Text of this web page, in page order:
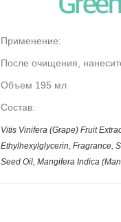
Применение:
После очищения,
Объем 195 мл
Состав:
Vitis Vinifera (Grape) Fruit
Ethylhexylglycerin, Fragrance,
Seed Oil, Mangifera Indica